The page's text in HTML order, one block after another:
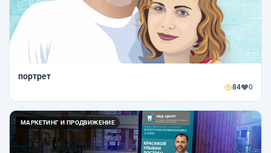
портрет
84 0
МАРКЕТИНГ И ПРОДВИЖЕНИЕ